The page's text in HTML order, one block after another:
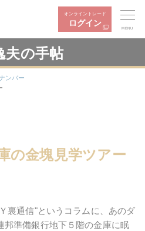
オンライントレード
ログイン
MENU
夫の手帖
ンバー
の金塊見学ツアー
裏通信"というコラムに、あのダ
邦準備銀行地下５階の金庫に眠